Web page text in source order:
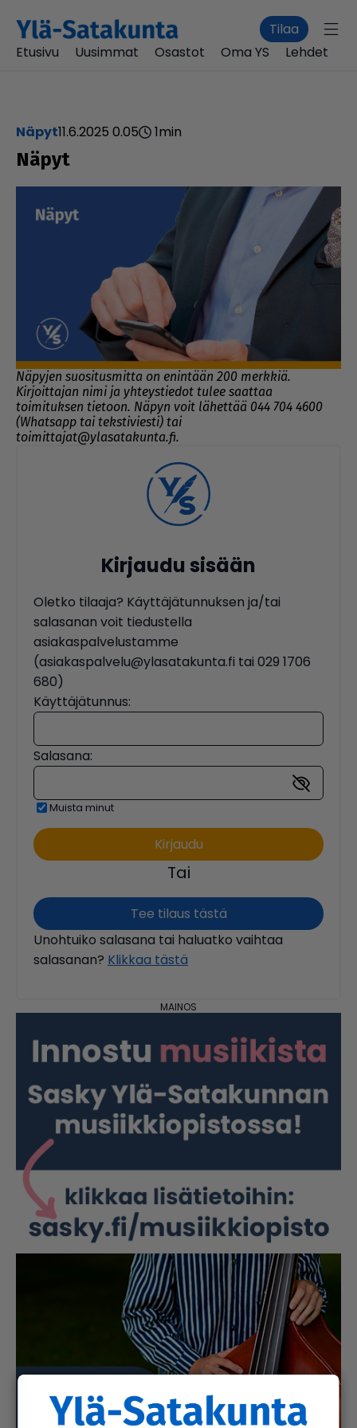
Tilaa
Etusivu
Uusimmat Osastot Oma YS Lehdet
Näpyt11.6.2025 0.05 1min
Näpyt
Näpyjen suositusmitta on enintään 200 merkkiä.
Kirjoittajan nimi ja yhteystiedot tulee saattaa
toimituksen tietoon. Näpyn voit lähettää 044 704 4600
(Whatsapp tai tekstiviesti) tai
toimittajat@ylasatakunta.fi.
Kirjaudu sisään
Oletko tilaaja? Käyttäjätunnuksen ja/tai
salasanan voit tiedustella
asiakaspalvelustamme
(asiakaspalvelu@ylasatakunta.fi tai 029 1706
680)
Käyttäjätunnus:
Salasana:
Muista minut
Tai
Tee tilaus tästä
Unohtuiko salasana tai haluatko vaihtaa
salasanan? Klikkaa tästä